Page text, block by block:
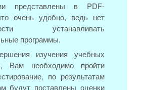
представлены в PDF-
очень удобно, ведь нет
устанавливать
программы.
изучения учебных
Вам необходимо пройти
по результатам
будут поставлены оценки